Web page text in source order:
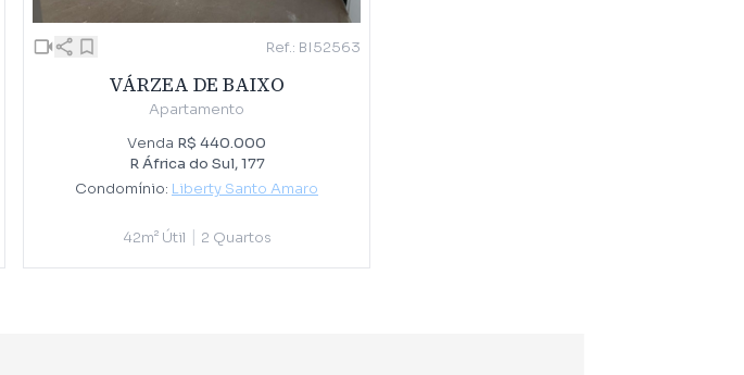
Ref.: BI52563
VÁRZEA DE BAIXO
Apartamento
Venda R$ 440.000
R África do Sul, 177
Condomínio: Liberty Santo Amaro
42m² Útil 2 Quartos